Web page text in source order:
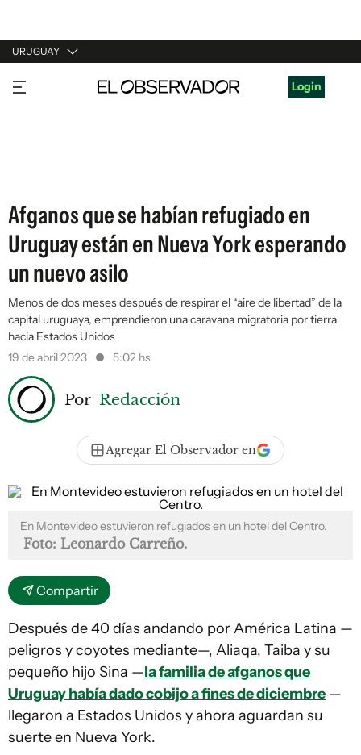
URUGUAY
URUGUAY
ARGENTINA
Login
Afganos que se habían refugiado en
Uruguay están en Nueva York esperando
un nuevo asilo
Menos de dos meses después de respirar el “aire de libertad” de la
capital uruguaya, emprendieron una caravana migratoria por tierra
hacia Estados Unidos
19 de abril 2023
5:02 hs
Por Redacción
Agregar El Observador en
En Montevideo estuvieron refugiados en un hotel del Centro.
Foto: Leonardo Carreño.
Compartir
Después de 40 días andando por América Latina —
peligros y coyotes mediante—, Aliaqa, Taiba y su
pequeño hijo Sina —la familia de afganos que
Uruguay había dado cobijo a fines de diciembre —
llegaron a Estados Unidos y ahora aguardan su
suerte en Nueva York.